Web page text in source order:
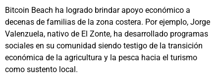
Bitcoin Beach ha logrado brindar apoyo económico a
decenas de familias de la zona costera. Por ejemplo, Jorge
Valenzuela, nativo de El Zonte, ha desarrollado programas
sociales en su comunidad siendo testigo de la transición
económica de la agricultura y la pesca hacia el turismo
como sustento local.